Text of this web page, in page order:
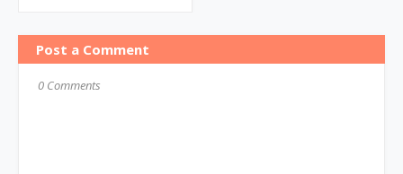
Post a Comment
0 Comments